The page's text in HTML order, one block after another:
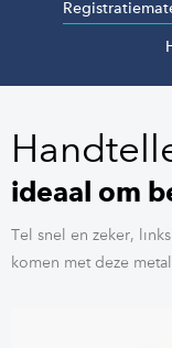
ideaal om
Tel snel en zeker,
komen met deze